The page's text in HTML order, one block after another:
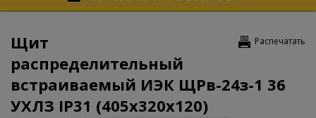
Распечатать
Щит
распределительный
встраиваемый ИЭК ЩРв-24з-1 36
УХЛЗ IP31 (405х320х120)